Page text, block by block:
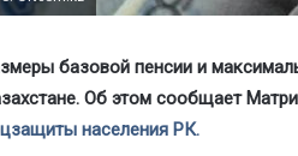
базовой пенсии и
Об этом сообщает
населения РК.